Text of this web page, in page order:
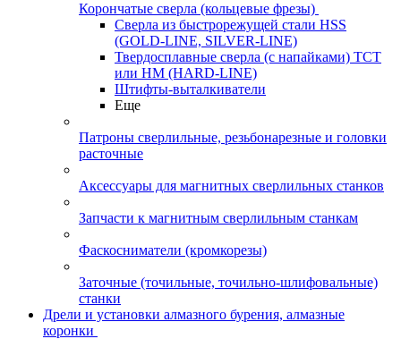
Корончатые сверла (кольцевые фрезы)
Сверла из быстрорежущей стали HSS
(GOLD-LINE, SILVER-LINE)
Твердосплавные сверла (с напайками) ТСТ
или HM (HARD-LINE)
Штифты-выталкиватели
Еще
Патроны сверлильные, резьбонарезные и головки
расточные
Аксессуары для магнитных сверлильных станков
Запчасти к магнитным сверлильным станкам
Фаскосниматели (кромкорезы)
Заточные (точильные, точильно-шлифовальные)
станки
Дрели и установки алмазного бурения, алмазные
коронки